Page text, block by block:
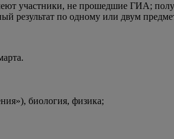
участники, не прошедшие ГИА;
результат по одному или двум
биология, физика;